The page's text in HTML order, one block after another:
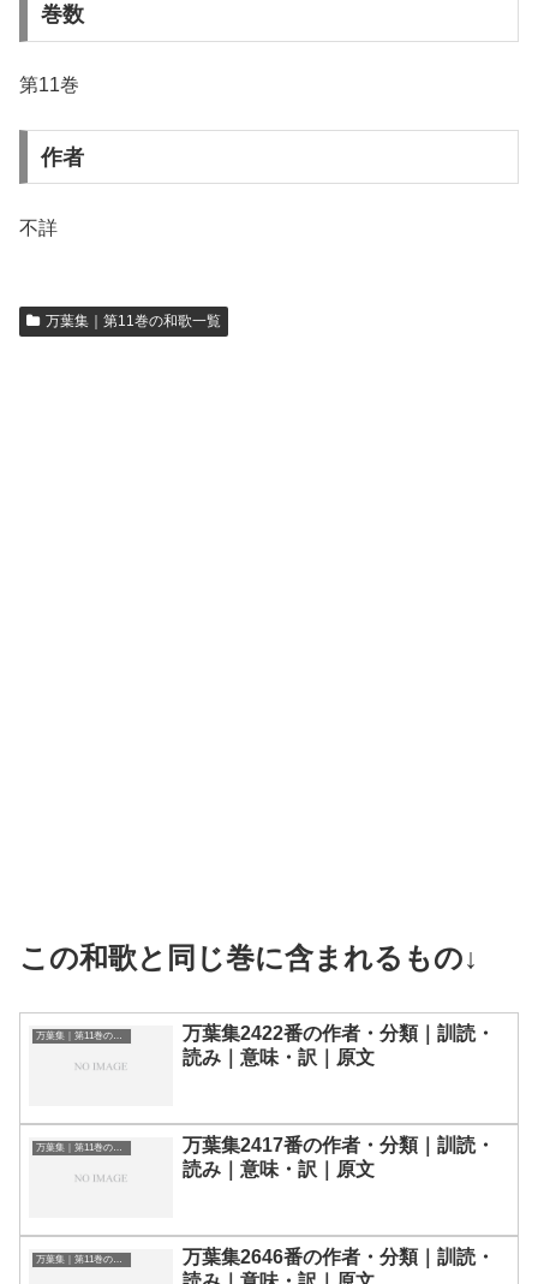
巻数
第11巻
作者
不詳
万葉集｜第11巻の和歌一覧
この和歌と同じ巻に含まれるもの↓
万葉集｜第11巻の和歌一覧
万葉集2422番の作者・分類｜訓読・
読み｜意味・訳｜原文
万葉集｜第11巻の和歌一覧
万葉集2417番の作者・分類｜訓読・
読み｜意味・訳｜原文
万葉集｜第11巻の和歌一覧
万葉集2646番の作者・分類｜訓読・